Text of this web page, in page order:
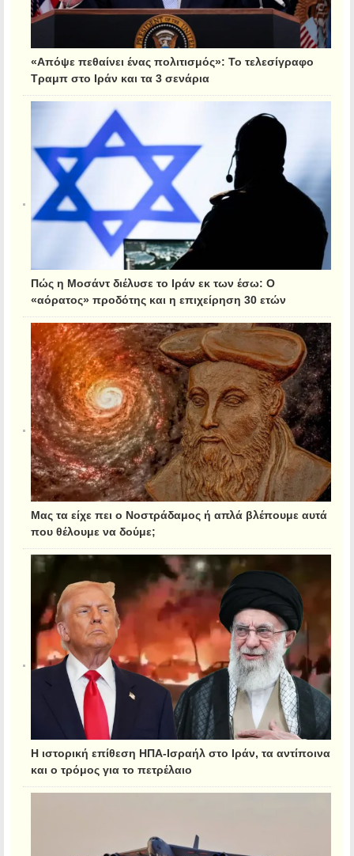
«Απόψε πεθαίνει ένας πολιτισμός»: Το τελεσίγραφο
Τραμπ στο Ιράν και τα 3 σενάρια
Πώς η Μοσάντ διέλυσε το Ιράν εκ των έσω: Ο
«αόρατος» προδότης και η επιχείρηση 30 ετών
Μας τα είχε πει ο Νοστράδαμος ή απλά βλέπουμε αυτά
που θέλουμε να δούμε;
Η ιστορική επίθεση ΗΠΑ-Ισραήλ στο Ιράν, τα αντίποινα
και ο τρόμος για το πετρέλαιο